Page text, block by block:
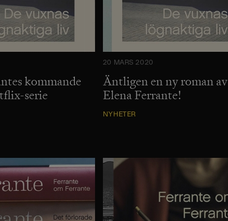
kommande
serie
20 MARS 2020
Äntligen en ny roman av
Elena Ferrante!
NYHETER